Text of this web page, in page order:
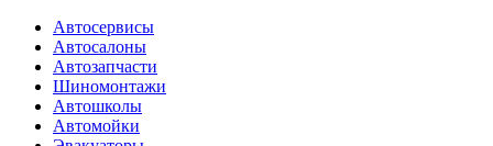
Автосервисы
Автосалоны
Автозапчасти
Шиномонтажи
Автошколы
Автомойки